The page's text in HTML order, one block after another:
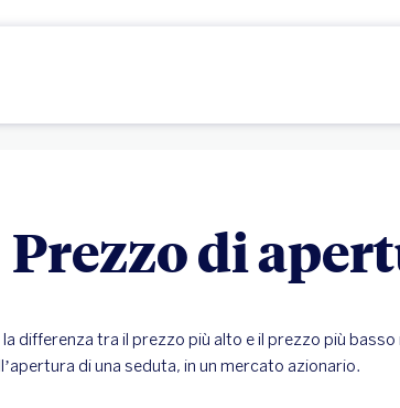
Prezzo di
la differenza tra il prezzo più alto e il prezzo più
di una seduta, in un mercato azionario.